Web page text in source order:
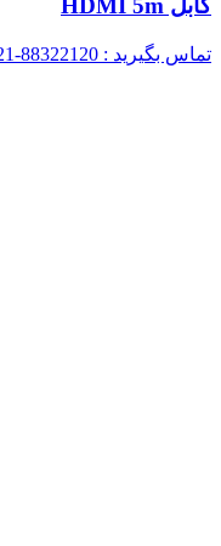
کابل HDMI 5m
تماس بگیرید : 88322120-021